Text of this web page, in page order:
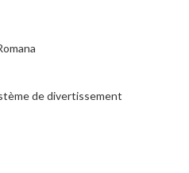
de divertissement